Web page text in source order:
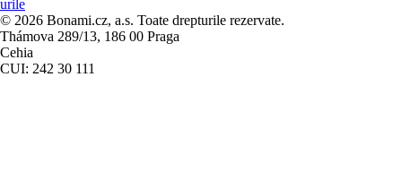
urile
© 2026 Bonami.cz, a.s. Toate drepturile rezervate.
Thámova 289/13, 186 00 Praga
Cehia
CUI: 242 30 111